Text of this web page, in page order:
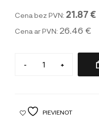
Cena bez PVN: 21.87 €
Cena ar PVN: 26.46 €
- +
PIEVIENOT